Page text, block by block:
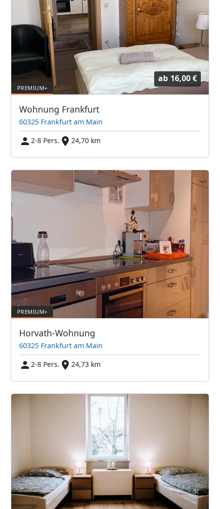
ab 16,00 €
Wohnung Frankfurt
60325 Frankfurt am Main
2-8 Pers.
24,70 km
Horvath-Wohnung
60325 Frankfurt am Main
2-8 Pers.
24,73 km